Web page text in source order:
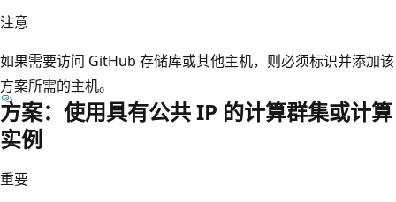
注意
如果需要访问 GitHub 存储库或其他主机，则必须标识并添加该
方案所需的主机。
方案：使用具有公共 IP 的计算群集或计算
实例
重要